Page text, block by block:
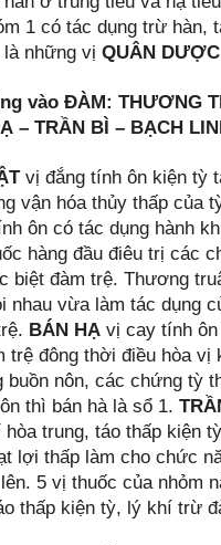
1 có tác dụng trừ hàn,
những vị QUÂN DƯỢC
vào ĐÀM: THƯƠNG
– TRẦN BÌ – BẠCH
vị đắng tính ôn kiện tỳ
vận hóa thủy thấp của
ôn có tác dụng hành
hàng đầu điêu trị các
biệt đàm trệ. Thương
nhau vừa làm tác dụng
BÁN HẠ vị cay tính
trệ đông thời điều hòa vị
buồn nôn, các chứng tỳ
thì bán hà là sổ 1.
trung, táo thấp kiện
lợi thấp làm cho chức
5 vị thuốc của nhỏm
thấp kiện tỳ, lý khí trừ